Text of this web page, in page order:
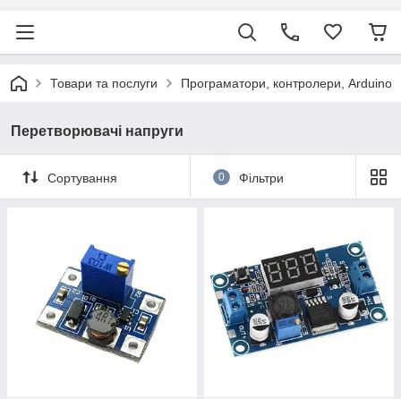
Товари та послуги Програматори, контролери, Arduino
Перетворювачі напруги
Сортування 0 Фільтри